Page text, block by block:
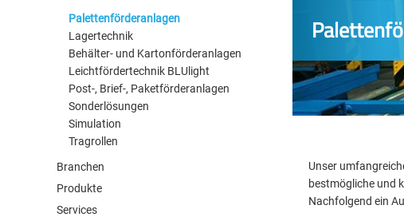
Palettenförderanlagen
Lagertechnik
Behälter- und Kartonförderanlagen
Leichtfördertechnik BLUlight
Post-, Brief-, Paketförderanlagen
Sonderlösungen
Simulation
Tragrollen
Branchen
Produkte
Services
Unser
bestmögliche und
Nachfolgend ein